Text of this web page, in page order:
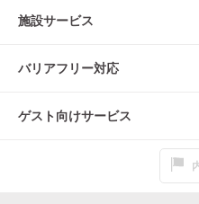
施設サービス
バリアフリー対応
ゲスト向けサービス